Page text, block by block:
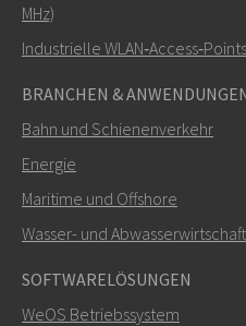
MHz)
Industrielle
BRANCHEN &
Bahn und Schienenverkehr
Energie
Maritime und Offshore
Wasser- und Abwasserwirtschaft
SOFTWARELÖSUNGEN
WeOS Betriebssystem